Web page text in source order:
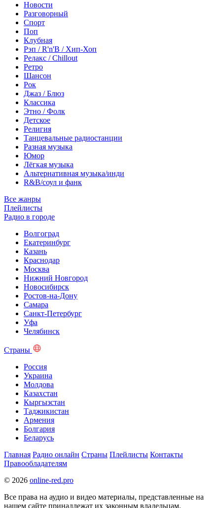
Новости
Разговорный
Спорт
Поп
Клубная
Рэп / R'n'B / Хип-Хоп
Релакс / Chillout
Ретро
Шансон
Рок
Джаз / Блюз
Классика
Этно / Фолк
Детское
Религия
Танцевальные радиостанции
Разная музыка
Юмор
Лёгкая музыка
Альтернативная музыка/инди
R&B/cоул и фанк
Все жанры
Плейлисты
Радио в городе
Волгоград
Екатеринбург
Казань
Краснодар
Москва
Нижний Новгород
Новосибирск
Ростов-на-Дону
Самара
Санкт-Петербург
Уфа
Челябинск
Страны
Россия
Украина
Молдова
Казахстан
Кыргызстан
Таджикистан
Армения
Болгария
Беларусь
Главная Радио онлайн Страны Плейлисты Контакты
Правообладателям
© 2026 online-red.pro
Все права на аудио и видео материалы, представленные на
нашем сайте принадлежат их законным владельцам.